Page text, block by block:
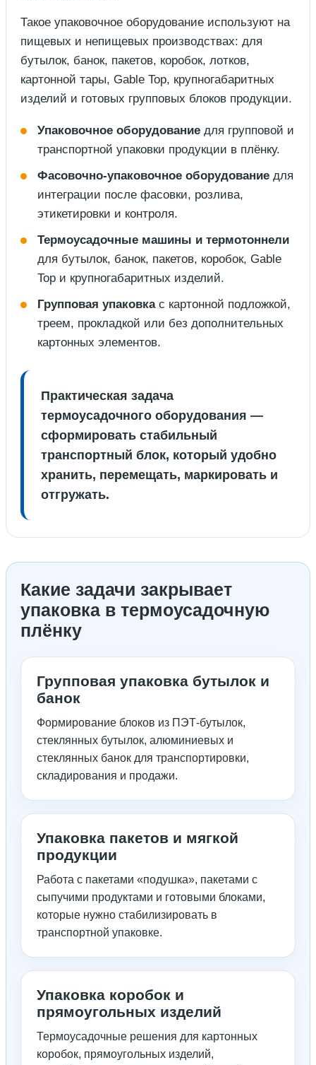
Такое упаковочное оборудование используют на
пищевых и непищевых производствах: для
бутылок, банок, пакетов, коробок, лотков,
картонной тары, Gable Top, крупногабаритных
изделий и готовых групповых блоков продукции.
Упаковочное оборудование для групповой и
транспортной упаковки продукции в плёнку.
Фасовочно-упаковочное оборудование для
интеграции после фасовки, розлива,
этикетировки и контроля.
Термоусадочные машины и термотоннели
для бутылок, банок, пакетов, коробок, Gable
Top и крупногабаритных изделий.
Групповая упаковкас картонной подложкой,
треем, прокладкой или без дополнительных
картонных элементов.
Практическая задача
термоусадочного оборудования —
сформировать стабильный
транспортный блок, который удобно
хранить, перемещать, маркировать и
отгружать.
Какие задачи закрывает
упаковка в термоусадочную
плёнку
Групповая упаковка бутылок и
банок
Формирование блоков из ПЭТ-бутылок,
стеклянных бутылок, алюминиевых и
стеклянных банок для транспортировки,
складирования и продажи.
Упаковка пакетов и мягкой
продукции
Работа с пакетами «подушка», пакетами с
сыпучими продуктами и готовыми блоками,
которые нужно стабилизировать в
транспортной упаковке.
Упаковка коробок и
прямоугольных изделий
Термоусадочные решения для картонных
коробок, прямоугольных изделий,